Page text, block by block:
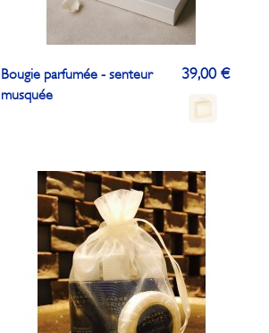
Bougie parfumée - senteur
musquée
39,00 €